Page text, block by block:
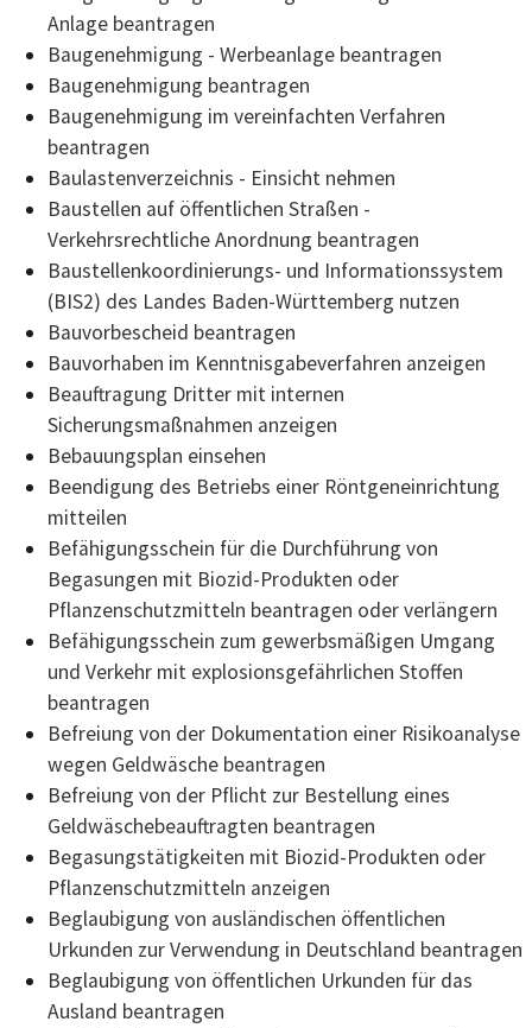
Anlage beantragen
Baugenehmigung - Werbeanlage beantragen
Baugenehmigung beantragen
Baugenehmigung im vereinfachten Verfahren
beantragen
Baulastenverzeichnis - Einsicht nehmen
Baustellen auf öffentlichen Straßen -
Verkehrsrechtliche Anordnung beantragen
Baustellenkoordinierungs- und Informationssystem
(BIS2) des Landes Baden-Württemberg nutzen
Bauvorbescheid beantragen
Bauvorhaben im Kenntnisgabeverfahren anzeigen
Beauftragung Dritter mit internen
Sicherungsmaßnahmen anzeigen
Bebauungsplan einsehen
Beendigung des Betriebs einer Röntgeneinrichtung
mitteilen
Befähigungsschein für die Durchführung von
Begasungen mit Biozid-Produkten oder
Pflanzenschutzmitteln beantragen oder verlängern
Befähigungsschein zum gewerbsmäßigen Umgang
und Verkehr mit explosionsgefährlichen Stoffen
beantragen
Befreiung von der Dokumentation einer Risikoanalyse
wegen Geldwäsche beantragen
Befreiung von der Pflicht zur Bestellung eines
Geldwäschebeauftragten beantragen
Begasungstätigkeiten mit Biozid-Produkten oder
Pflanzenschutzmitteln anzeigen
Beglaubigung von ausländischen öffentlichen
Urkunden zur Verwendung in Deutschland beantragen
Beglaubigung von öffentlichen Urkunden für das
Ausland beantragen